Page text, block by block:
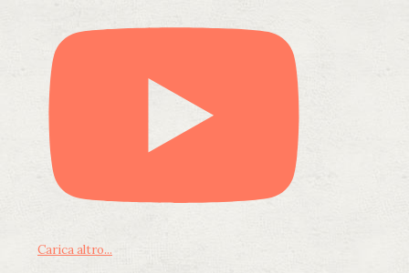
Carica altro...